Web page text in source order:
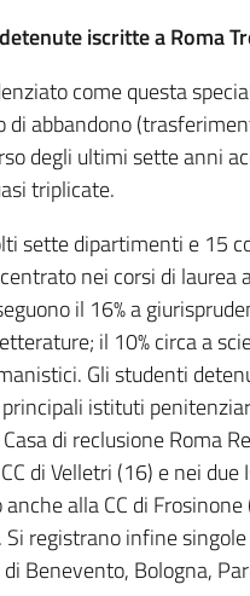
iscritte a Roma
come questa
di abbandono
degli ultimi sette anni
triplicate.
sette dipartimenti e 15
nei corsi di
il 16% a
il 10% circa a
Gli studenti
istituti
di reclusione Roma
di Velletri (16) e nei
alla CC di
Si registrano infine
Benevento, Bologna,